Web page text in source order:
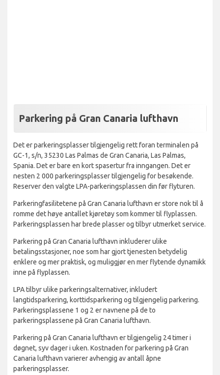
Parkering på Gran Canaria lufthavn
Det er parkeringsplasser tilgjengelig rett foran terminalen på
GC-1, s/n, 35230 Las Palmas de Gran Canaria, Las Palmas,
Spania. Det er bare en kort spasertur fra inngangen. Det er
nesten 2 000 parkeringsplasser tilgjengelig for besøkende.
Reserver den valgte LPA-parkeringsplassen din før flyturen.
Parkeringfasilitetene på Gran Canaria lufthavn er store nok til å
romme det høye antallet kjøretøy som kommer til flyplassen.
Parkeringsplassen har brede plasser og tilbyr utmerket service.
Parkering på Gran Canaria lufthavn inkluderer ulike
betalingsstasjoner, noe som har gjort tjenesten betydelig
enklere og mer praktisk, og muliggjør en mer flytende dynamikk
inne på flyplassen.
LPA tilbyr ulike parkeringsalternativer, inkludert
langtidsparkering, korttidsparkering og tilgjengelig parkering.
Parkeringsplassene 1 og 2 er navnene på de to
parkeringsplassene på Gran Canaria lufthavn.
Parkering på Gran Canaria lufthavn er tilgjengelig 24 timer i
døgnet, syv dager i uken. Kostnaden for parkering på Gran
Canaria lufthavn varierer avhengig av antall åpne
parkeringsplasser.